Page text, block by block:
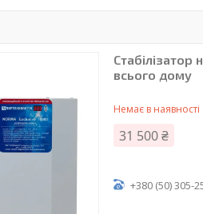
Стабілізатор
всього дому
Немає в наявності
31 500 ₴
+380 (50) 305-